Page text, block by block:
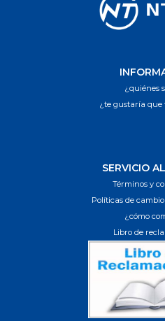
¿quiénes
¿te gustaría que
SERVICIO
Términos y
Políticas de
¿cómo
Libro de